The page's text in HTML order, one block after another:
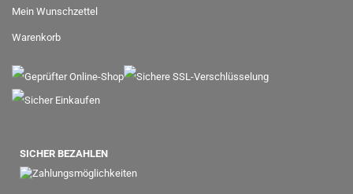
Mein Wunschzettel
Warenkorb
SICHER BEZAHLEN